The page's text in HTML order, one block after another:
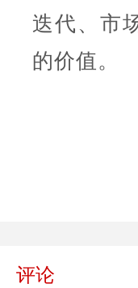
迭代、市
的价值。
评论